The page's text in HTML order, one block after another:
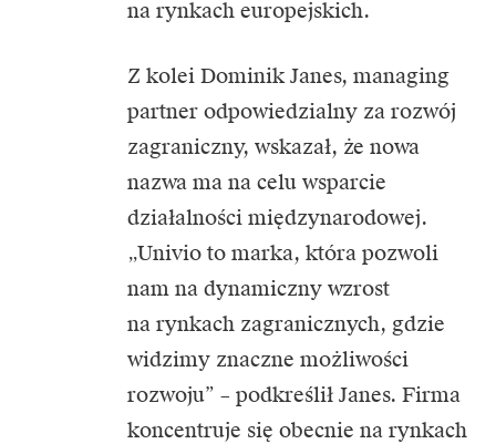
na rynkach europejskich.
Z kolei Dominik Janes, managing
partner odpowiedzialny za rozwój
zagraniczny, wskazał, że nowa
nazwa ma na celu wsparcie
działalności międzynarodowej.
„Univio to marka, która pozwoli
nam na dynamiczny wzrost
na rynkach zagranicznych, gdzie
widzimy znaczne możliwości
rozwoju” – podkreślił Janes. Firma
koncentruje się obecnie na rynkach